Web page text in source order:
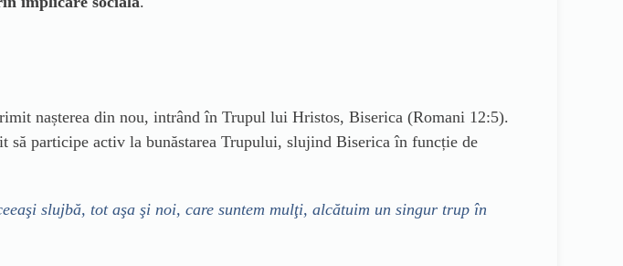
nașterea din nou, intrând în Trupul lui Hristos, Biserica (Romani 12:5).
participe activ la bunăstarea Trupului, slujind Biserica în funcție de
slujbă, tot aşa şi noi, care suntem mulţi, alcătuim un singur trup în